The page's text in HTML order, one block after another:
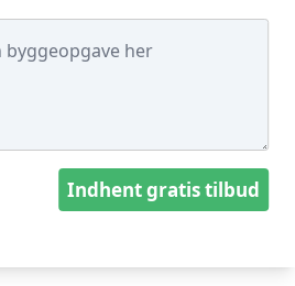
Indhent gratis tilbud